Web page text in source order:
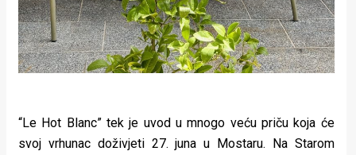
“Le Hot Blanc” tek je uvod u mnogo veću priču koja će
svoj vrhunac doživjeti 27. juna u Mostaru. Na Starom